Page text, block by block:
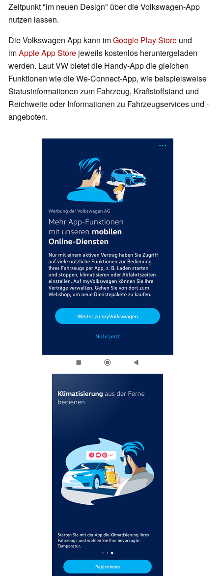
Zeitpunkt "im neuen Design" über die Volkswagen-App
nutzen lassen.
Die Volkswagen App kann imGoogle Play Store und
imApple App Store jeweils kostenlos heruntergeladen
werden. Laut VW bietet die Handy-App die gleichen
Funktionen wie die We-Connect-App, wie beispielsweise
Statusinformationen zum Fahrzeug, Kraftstoffstand und
Reichweite oder Informationen zu Fahrzeugservices und -
angeboten.